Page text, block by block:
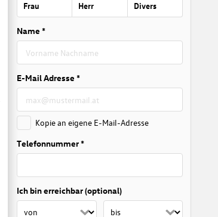
Frau Herr Divers
Name *
E-Mail Adresse *
Kopie an eigene E-Mail-Adresse
Telefonnummer *
Ich bin erreichbar (optional)